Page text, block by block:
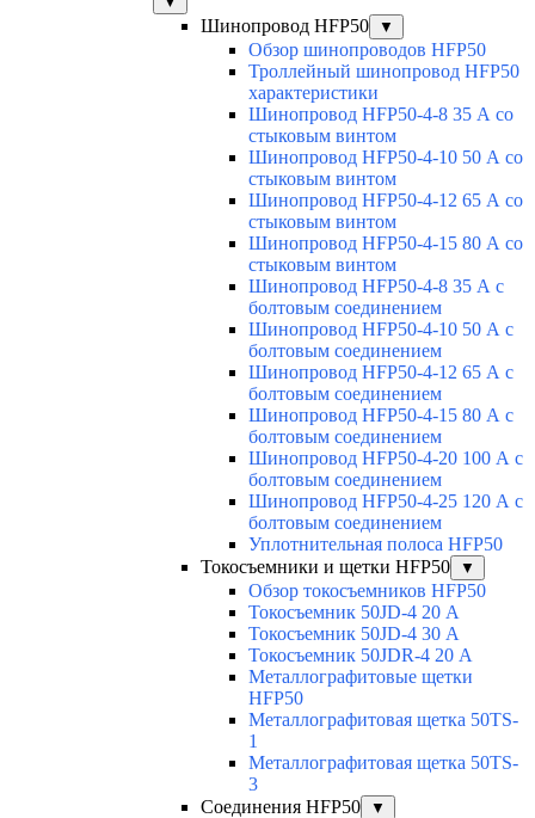
Шинопровод HFP50 ▼
Обзор шинопроводов HFP50
Троллейный шинопровод HFP50
характеристики
Шинопровод HFP50-4-8 35 А со
стыковым винтом
Шинопровод HFP50-4-10 50 А со
стыковым винтом
Шинопровод HFP50-4-12 65 А со
стыковым винтом
Шинопровод HFP50-4-15 80 А со
стыковым винтом
Шинопровод HFP50-4-8 35 А с
болтовым соединением
Шинопровод HFP50-4-10 50 А с
болтовым соединением
Шинопровод HFP50-4-12 65 А с
болтовым соединением
Шинопровод HFP50-4-15 80 А с
болтовым соединением
Шинопровод HFP50-4-20 100 А с
болтовым соединением
Шинопровод HFP50-4-25 120 А с
болтовым соединением
Уплотнительная полоса HFP50
Токосъемники и щетки HFP50
▼
Обзор токосъемников HFP50
Токосъемник 50JD-4 20 А
Токосъемник 50JD-4 30 А
Токосъемник 50JDR-4 20 А
Металлографитовые щетки
HFP50
Металлографитовая щетка 50TS-
1
Металлографитовая щетка 50TS-
3
Соединения HFP50
▼